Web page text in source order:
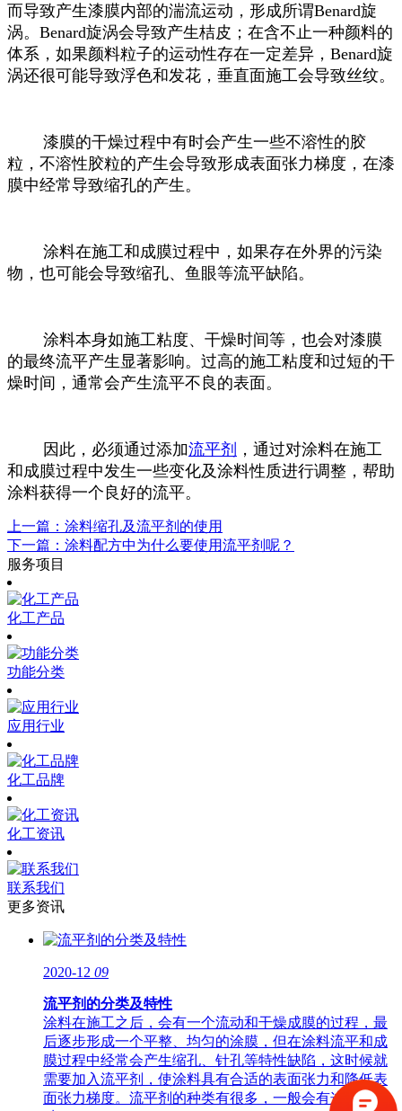
而导致产生漆膜内部的湍流运动，形成所谓Benard旋
涡。Benard旋涡会导致产生桔皮；在含不止一种颜料的
体系，如果颜料粒子的运动性存在一定差异，Benard旋
涡还很可能导致浮色和发花，垂直面施工会导致丝纹。
漆膜的干燥过程中有时会产生一些不溶性的胶
粒，不溶性胶粒的产生会导致形成表面张力梯度，在漆
膜中经常导致缩孔的产生。
涂料在施工和成膜过程中，如果存在外界的污染
物，也可能会导致缩孔、鱼眼等流平缺陷。
涂料本身如施工粘度、干燥时间等，也会对漆膜
的最终流平产生显著影响。过高的施工粘度和过短的干
燥时间，通常会产生流平不良的表面。
因此，必须通过添加流平剂 ，通过对涂料在施工
和成膜过程中发生一些变化及涂料性质进行调整，帮助
涂料获得一个良好的流平。
上一篇：涂料缩孔及流平剂的使用
下一篇：涂料配方中为什么要使用流平剂呢？
服务项目
化工产品
功能分类
应用行业
化工品牌
化工资讯
联系我们
更多资讯
2020-12 09
流平剂的分类及特性
涂料在施工之后，会有一个流动和干燥成膜的过程，最
后逐步形成一个平整、均匀的涂膜，但在涂料流平和成
膜过程中经常会产生缩孔、针孔等特性缺陷，这时候就
需要加入流平剂，使涂料具有合适的表面张力和降低表
面张力梯度。流平剂的种类有很多，一般会有这么几